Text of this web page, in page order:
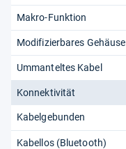
Makro-Funktion
Modifizierbares Gehäuse
Ummanteltes Kabel
Konnektivität
Kabelgebunden
Kabellos (Bluetooth)